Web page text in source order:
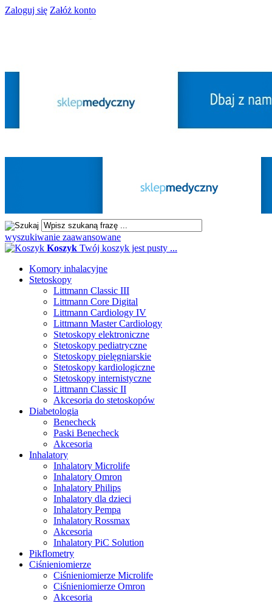
Zaloguj się Załóż konto
wyszukiwanie zaawansowane
Koszyk Twój koszyk jest pusty ...
Komory inhalacyjne
Stetoskopy
Littmann Classic III
Littmann Core Digital
Littmann Cardiology IV
Littmann Master Cardiology
Stetoskopy elektroniczne
Stetoskopy pediatryczne
Stetoskopy pielęgniarskie
Stetoskopy kardiologiczne
Stetoskopy internistyczne
Littmann Classic II
Akcesoria do stetoskopów
Diabetologia
Benecheck
Paski Benecheck
Akcesoria
Inhalatory
Inhalatory Microlife
Inhalatory Omron
Inhalatory Philips
Inhalatory dla dzieci
Inhalatory Pempa
Inhalatory Rossmax
Akcesoria
Inhalatory PiC Solution
Pikflometry
Ciśnieniomierze
Ciśnieniomierze Microlife
Ciśnieniomierze Omron
Akcesoria